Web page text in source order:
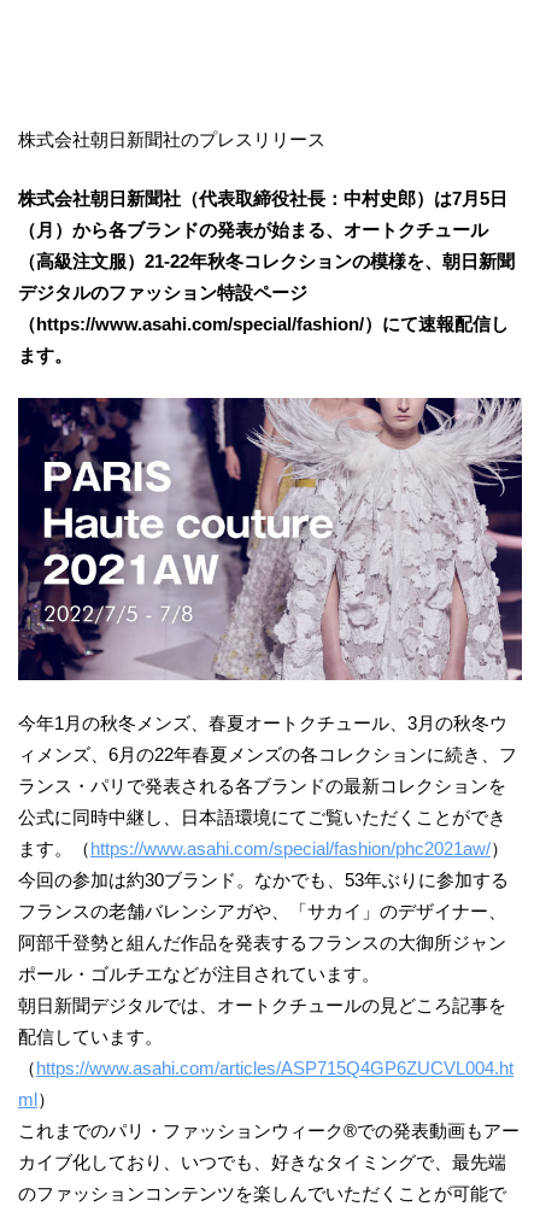
株式会社朝日新聞社のプレスリリース
株式会社朝日新聞社（代表取締役社長：中村史郎）は7月5日
（月）から各ブランドの発表が始まる、オートクチュール
（高級注文服）21-22年秋冬コレクションの模様を、朝日新聞
デジタルのファッション特設ページ
（https://www.asahi.com/special/fashion/）にて速報配信し
ます。
今年1月の秋冬メンズ、春夏オートクチュール、3月の秋冬ウ
ィメンズ、6月の22年春夏メンズの各コレクションに続き、フ
ランス・パリで発表される各ブランドの最新コレクションを
公式に同時中継し、日本語環境にてご覧いただくことができ
ます。（https://www.asahi.com/special/fashion/phc2021aw/）
今回の参加は約30ブランド。なかでも、53年ぶりに参加する
フランスの老舗バレンシアガや、「サカイ」のデザイナー、
阿部千登勢と組んだ作品を発表するフランスの大御所ジャン
ポール・ゴルチエなどが注目されています。
朝日新聞デジタルでは、オートクチュールの見どころ記事を
配信しています。
（https://www.asahi.com/articles/ASP715Q4GP6ZUCVL004.ht
ml）
これまでのパリ・ファッションウィーク®での発表動画もアー
カイブ化しており、いつでも、好きなタイミングで、最先端
のファッションコンテンツを楽しんでいただくことが可能で